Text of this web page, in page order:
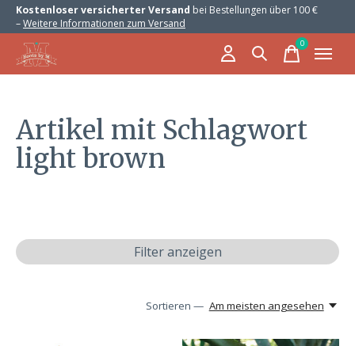
Kostenloser versicherter Versand bei Bestellungen über 100 €
–Weitere Informationen zum Versand
0items
Artikel mit Schlagwort
light brown
Filter anzeigen
Sortieren — Am meisten angesehen